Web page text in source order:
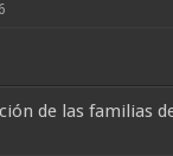
de las familias